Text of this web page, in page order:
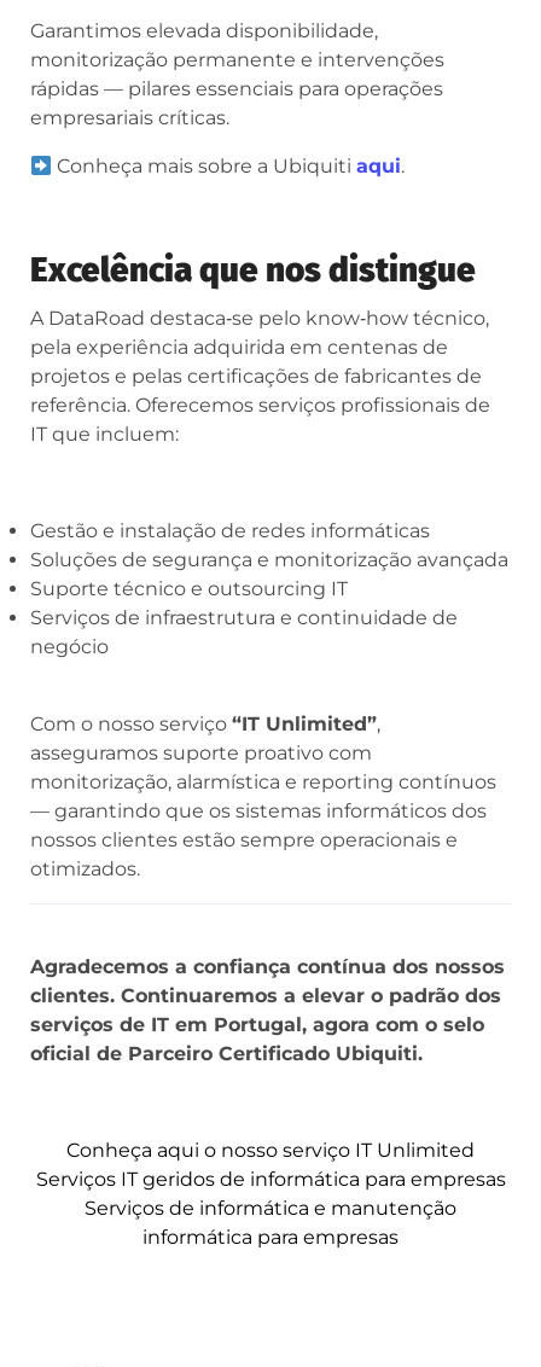
Garantimos elevada disponibilidade,
monitorização permanente e intervenções
rápidas — pilares essenciais para operações
empresariais críticas.
Conheça mais sobre a Ubiquitiaqui.
Excelência que nos distingue
A DataRoad destaca‑se pelo know‑how técnico,
pela experiência adquirida em centenas de
projetos e pelas certificações de fabricantes de
referência. Oferecemos serviços profissionais de
IT que incluem:
Gestão e instalação de redes informáticas
Soluções de segurança e monitorização avançada
Suporte técnico e outsourcing IT
Serviços de infraestrutura e continuidade de
negócio
Com o nosso serviço “IT Unlimited”,
asseguramos suporte proativo com
monitorização, alarmística e reporting contínuos
— garantindo que os sistemas informáticos dos
nossos clientes estão sempre operacionais e
otimizados.
Agradecemos a confiança contínua dos nossos
clientes. Continuaremos a elevar o padrão dos
serviços de IT em Portugal, agora com o selo
oficial de Parceiro Certificado Ubiquiti.
Conheça aqui o nosso serviço IT Unlimited
Serviços IT geridos de informática para empresas
Serviços de informática e manutenção
informática para empresas